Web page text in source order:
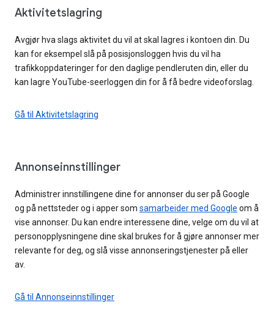
Aktivitetslagring
Avgjør hva slags aktivitet du vil at skal lagres i kontoen din. Du
kan for eksempel slå på posisjonsloggen hvis du vil ha
trafikkoppdateringer for den daglige pendleruten din, eller du
kan lagre YouTube-seerloggen din for å få bedre videoforslag.
Gå til Aktivitetslagring
Annonseinnstillinger
Administrer innstillingene dine for annonser du ser på Google
og på nettsteder og i apper som samarbeider med Google om å
vise annonser. Du kan endre interessene dine, velge om du vil at
personopplysningene dine skal brukes for å gjøre annonser mer
relevante for deg, og slå visse annonseringstjenester på eller
av.
Gå til Annonseinnstillinger